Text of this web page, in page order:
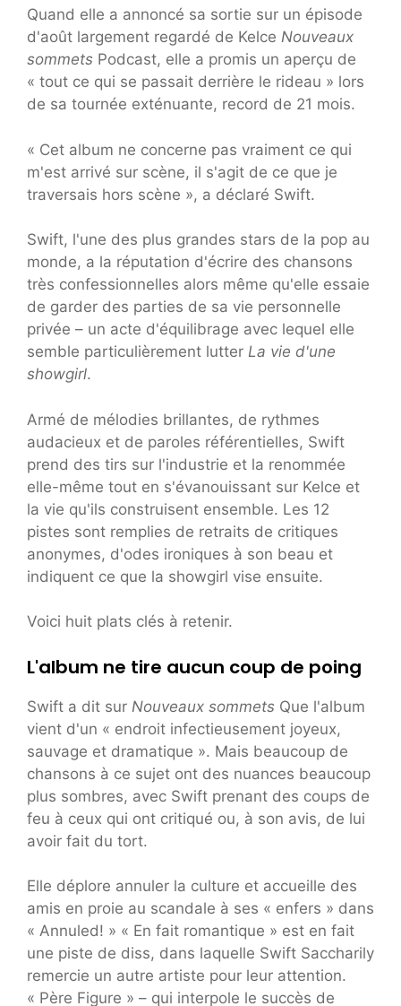
Quand elle a annoncé sa sortie sur un épisode
d'août largement regardé de Kelce Nouveaux
sommets Podcast, elle a promis un aperçu de
« tout ce qui se passait derrière le rideau » lors
de sa tournée exténuante, record de 21 mois.
« Cet album ne concerne pas vraiment ce qui
m'est arrivé sur scène, il s'agit de ce que je
traversais hors scène », a déclaré Swift.
Swift, l'une des plus grandes stars de la pop au
monde, a la réputation d'écrire des chansons
très confessionnelles alors même qu'elle essaie
de garder des parties de sa vie personnelle
privée – un acte d'équilibrage avec lequel elle
semble particulièrement lutter La vie d'une
showgirl.
Armé de mélodies brillantes, de rythmes
audacieux et de paroles référentielles, Swift
prend des tirs sur l'industrie et la renommée
elle-même tout en s'évanouissant sur Kelce et
la vie qu'ils construisent ensemble. Les 12
pistes sont remplies de retraits de critiques
anonymes, d'odes ironiques à son beau et
indiquent ce que la showgirl vise ensuite.
Voici huit plats clés à retenir.
L'album ne tire aucun coup de poing
Swift a dit sur Nouveaux sommets Que l'album
vient d'un « endroit infectieusement joyeux,
sauvage et dramatique ». Mais beaucoup de
chansons à ce sujet ont des nuances beaucoup
plus sombres, avec Swift prenant des coups de
feu à ceux qui ont critiqué ou, à son avis, de lui
avoir fait du tort.
Elle déplore annuler la culture et accueille des
amis en proie au scandale à ses « enfers » dans
« Annuled! » « En fait romantique » est en fait
une piste de diss, dans laquelle Swift Saccharily
remercie un autre artiste pour leur attention.
« Père Figure » – qui interpole le succès de